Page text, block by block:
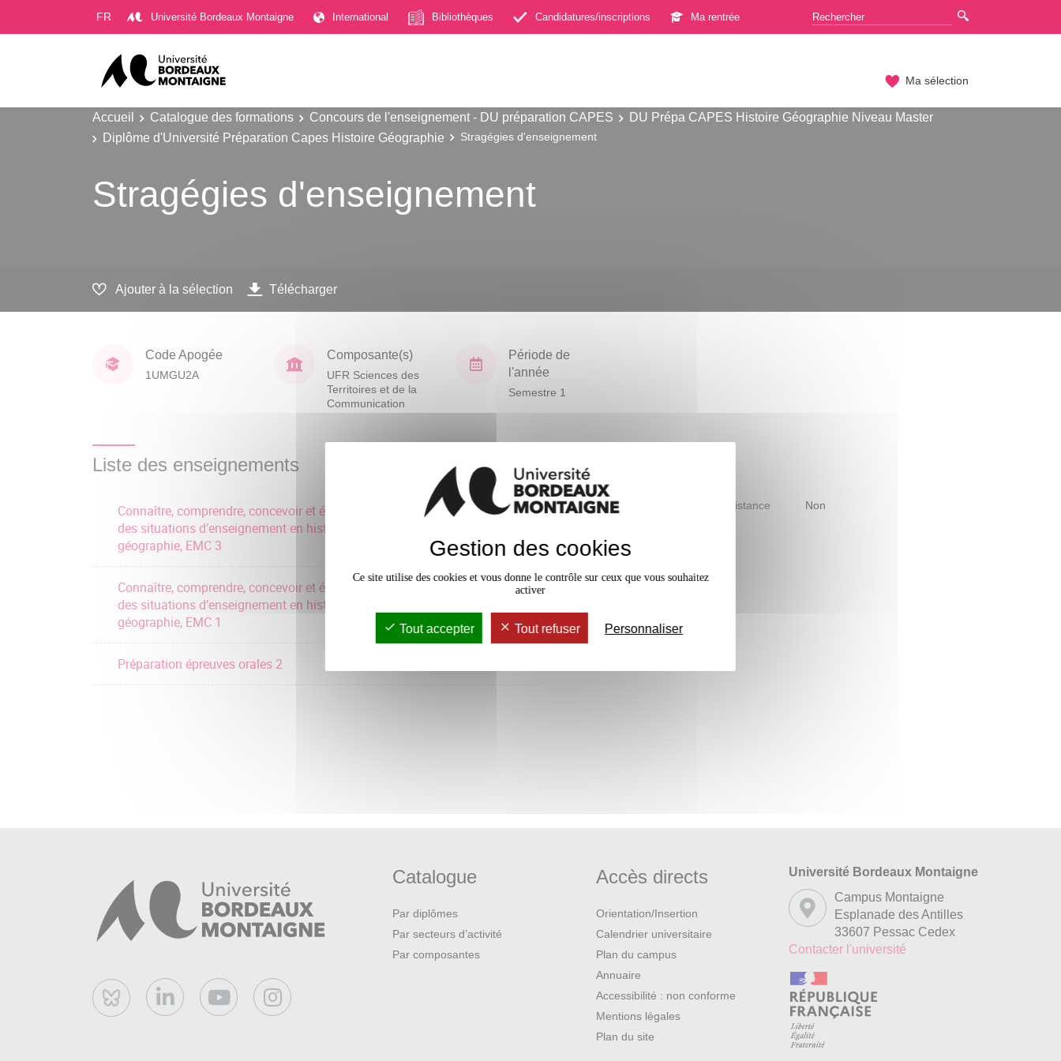
FR Université Bordeaux Montaigne International Bibliothèques Candidatures/inscriptions Ma rentrée
Ma sélection
Accueil Catalogue des formations Concours de l'enseignement - DU préparation CAPES
DU Prépa CAPES Histoire Géographie Niveau Master
Diplôme d'Université Préparation Capes Histoire Géographie
Stragégies d'enseignement
Stragégies d'enseignement
Ajouter à la sélection Télécharger
Code Apogée
1UMGU2A
Composante(s)
UFR Sciences des
Territoires et de la
Communication
Période de
l'année
Semestre 1
Liste des enseignements
Connaître, comprendre, concevoir et évaluer
des situations d’enseignement en histoire,
géographie, EMC 3
Connaître, comprendre, concevoir et évaluer
des situations d’enseignement en histoire,
géographie, EMC 1
Préparation épreuves orales 2
Accessible à distance Non
Bluesky
Catalogue
Par diplômes
Par secteurs d’activité
Par composantes
Accès directs
Orientation/Insertion
Calendrier universitaire
Plan du campus
Annuaire
Accessibilité : non conforme
Mentions légales
Plan du site
Université Bordeaux Montaigne
Campus Montaigne
Esplanade des Antilles
33607 Pessac Cedex
Contacter l'université
Gestion des cookies
Ce site utilise des cookies et vous donne le contrôle sur ceux que vous souhaitez
activer
Tout accepter Tout refuser Personnaliser